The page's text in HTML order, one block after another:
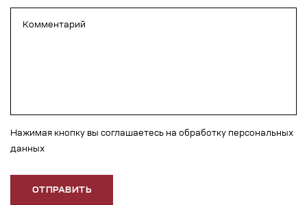
Нажимая кнопку вы соглашаетесь на обработку персональных
данных
ОТПРАВИТЬ